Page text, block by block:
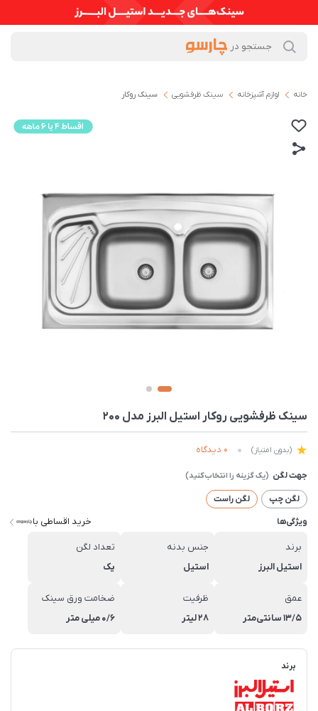
خانه لوازم آشپزخانه سینک ظرفشویی سینک روکار
سينک ظرفشویی روکار استیل البرز مدل 200
(بدون امتیاز) 0 دیدگاه
جهت لگن
لگن چپ
لگن راست
ویژگی‌ها
خرید اقساطی با
برند
استیل البرز
جنس بدنه
استیل
تعداد لگن
یک
عمق
13/5 سانتی‌متر
ظرفیت
28 لیتر
ضخامت ورق سینک
0/6 میلی متر
برند